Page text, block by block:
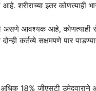
शरीराच्या इतर कोणत्याही
असणे आवश्यक आहे,
कर्तव्ये सक्षमपणे पार
18% जीएसटी उमेदवाराने